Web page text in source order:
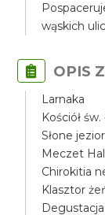
wąskich
OPIS
Larnaka
Kościół
Słone
Meczet
Chirokitia
Klasztor